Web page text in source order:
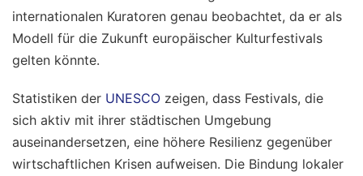
internationalen Kuratoren genau beobachtet, da er als
Modell für die Zukunft europäischer Kulturfestivals
gelten könnte.
Statistiken der UNESCO zeigen, dass Festivals, die
sich aktiv mit ihrer städtischen Umgebung
auseinandersetzen, eine höhere Resilienz gegenüber
wirtschaftlichen Krisen aufweisen. Die Bindung lokaler